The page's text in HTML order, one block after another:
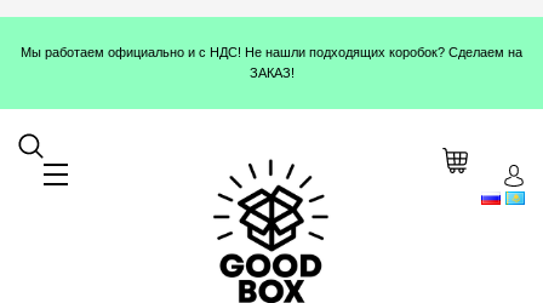
Мы работаем официально и с НДС! Не нашли подходящих коробок? Сделаем на
ЗАКАЗ!